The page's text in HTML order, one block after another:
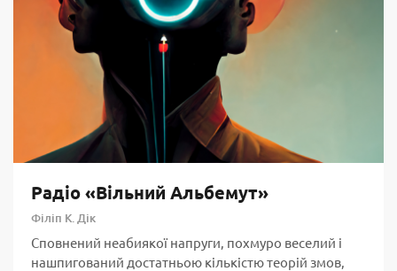
Радіо «Вільний Альбемут»
Філіп К. Дік
Сповнений неабиякої напруги, похмуро веселий і
нашпигований достатньою кількістю теорій змов,